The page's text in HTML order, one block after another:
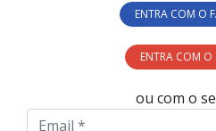
ENTRA COM O
ENTRA COM
ou com o
Email